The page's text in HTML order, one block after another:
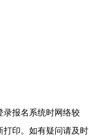
报名系统时网络较
打印。如有疑问请及时